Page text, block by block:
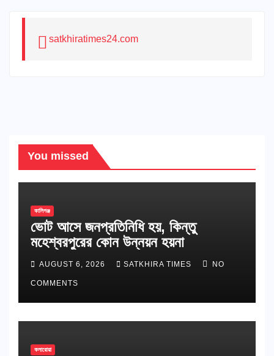
satkhiratimes24.com
You missed
কালিগঞ্জ
ভোট আসে জনপ্রতিনিধি হয়, কিন্তু
মহেশ্বরপুরের কোন উন্নয়ন হয়না
AUGUST 6, 2026 SATKHIRA TIMES NO
COMMENTS
কলারোয়া